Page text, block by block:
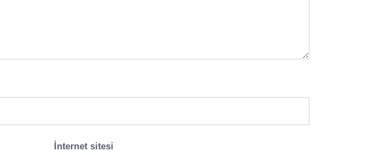
İnternet sitesi